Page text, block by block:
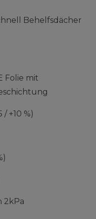
Behelfsdächer
Folie mit
+10 %)
2kPa